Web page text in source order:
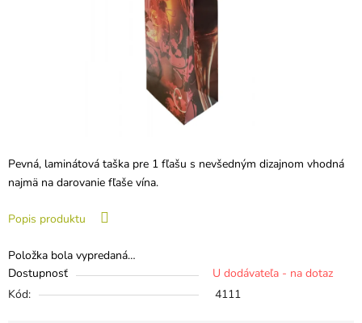
Pevná, laminátová taška pre 1 fľašu s nevšedným dizajnom vhodná
najmä na darovanie fľaše vína.
Popis produktu
Položka bola vypredaná…
Dostupnosť
U dodávateľa - na dotaz
Kód:
4111